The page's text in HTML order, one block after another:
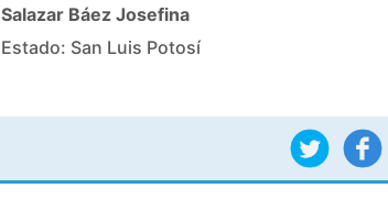
Salazar Báez Josefina
Estado: San Luis Potosí